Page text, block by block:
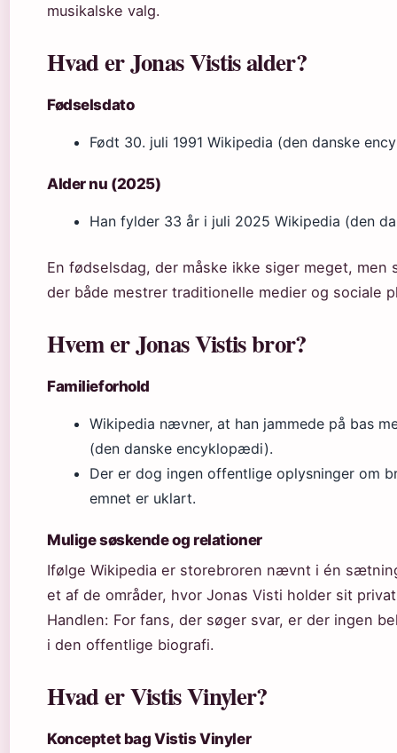
musikalske valg.
Hvad er Jonas Vistis alder?
Fødselsdato
Født 30. juli 1991 Wikipedia (den danske
Alder nu (2025)
Han fylder 33 år i juli 2025 Wikipedia (den
En fødselsdag, der måske ikke siger meget,
der både mestrer traditionelle medier og sociale
Hvem er Jonas Vistis bror?
Familieforhold
Wikipedia nævner, at han jammede på bas
(den danske encyklopædi).
Der er dog ingen offentlige oplysninger om
emnet er uklart.
Mulige søskende og relationer
Ifølge Wikipedia er storebroren nævnt i én
et af de områder, hvor Jonas Visti holder sit
Handlen: For fans, der søger svar, er der ingen
i den offentlige biografi.
Hvad er Vistis Vinyler?
Konceptet bag Vistis Vinyler